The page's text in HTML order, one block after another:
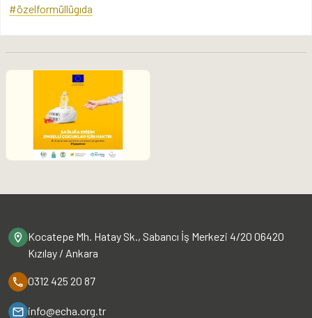
#özelformüllügıda
Kocatepe Mh. Hatay Sk., Sabancı İş Merkezi 4/20 06420
Kızılay / Ankara
0312 425 20 87
info@echa.org.tr